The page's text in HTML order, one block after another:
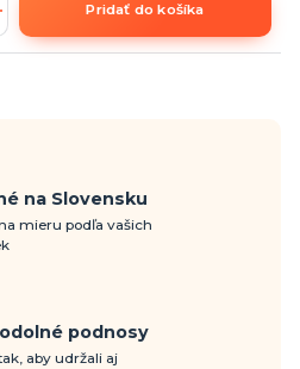
Pridať do košíka
na Slovensku
mieru podľa vašich
podnosy
aby udržali aj